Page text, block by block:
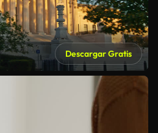
Descargar Gratis